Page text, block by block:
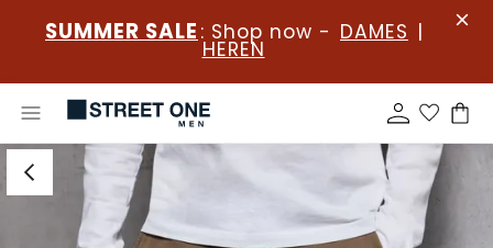
SUMMER SALE : Shop now - DAMES |
HEREN